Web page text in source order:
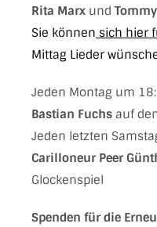
Rita Marx und
Sie können sich hier
Mittag Lieder
Jeden Montag um
Bastian Fuchs auf
Jeden letzten
Carilloneur Peer
Glockenspiel
Spenden für die